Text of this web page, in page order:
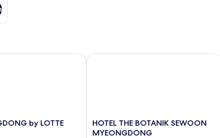
by LOTTE
by LOTTE HOTELS
HOTEL
THE
HOTEL THE BOTANIK SEWOON
MYEONGDONG
HOTEL THE BOTANIK SEWOON